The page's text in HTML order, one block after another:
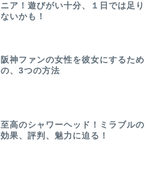
ニア！遊びがい十分、１日では足り
ないかも！
阪神ファンの女性を彼女にするため
の、3つの方法
至高のシャワーヘッド！ミラブルの
効果、評判、魅力に迫る！